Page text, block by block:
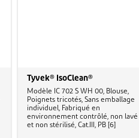
Tyvek® IsoClean®
Modèle IC 702 S WH 00, Blouse,
Poignets tricotés, Sans emballage
individuel, Fabriqué en
environnement contrôlé, non lavé
et non stérilisé, Cat.III, PB [6]